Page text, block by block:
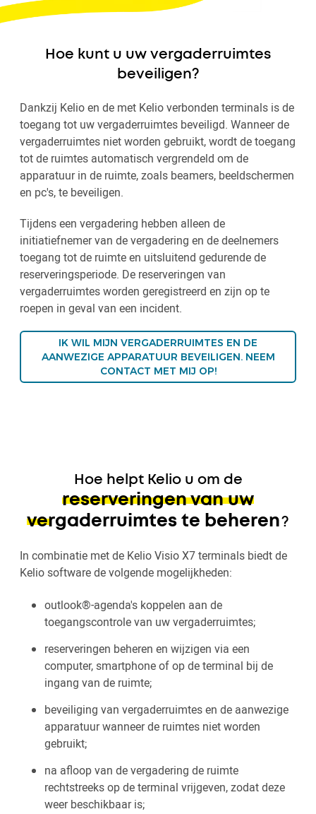
Hoe kunt u uw vergaderruimtes
beveiligen?
Dankzij Kelio en de met Kelio verbonden terminals is de
toegang tot uw vergaderruimtes beveiligd. Wanneer de
vergaderruimtes niet worden gebruikt, wordt de toegang
tot de ruimtes automatisch vergrendeld om de
apparatuur in de ruimte, zoals beamers, beeldschermen
en pc's, te beveiligen.
Tijdens een vergadering hebben alleen de
initiatiefnemer van de vergadering en de deelnemers
toegang tot de ruimte en uitsluitend gedurende de
reserveringsperiode. De reserveringen van
vergaderruimtes worden geregistreerd en zijn op te
roepen in geval van een incident.
IK WIL MIJN VERGADERRUIMTES EN DE
AANWEZIGE APPARATUUR BEVEILIGEN. NEEM
CONTACT MET MIJ OP!
Hoe helpt Kelio u om de
reserveringen van uw
vergaderruimtes te beheren?
In combinatie met de Kelio Visio X7 terminals biedt de
Kelio software de volgende mogelijkheden:
outlook®-agenda's koppelen aan de
toegangscontrole van uw vergaderruimtes;
reserveringen beheren en wijzigen via een
computer, smartphone of op de terminal bij de
ingang van de ruimte;
beveiliging van vergaderruimtes en de aanwezige
apparatuur wanneer de ruimtes niet worden
gebruikt;
na afloop van de vergadering de ruimte
rechtstreeks op de terminal vrijgeven, zodat deze
weer beschikbaar is;